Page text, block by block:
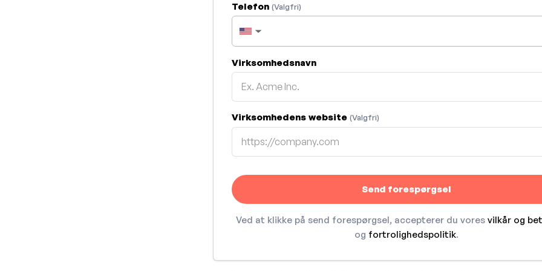
Telefon (Valgfri)
▼
Virksomhedsnavn
Virksomhedens website (Valgfri)
Send forespørgsel
Ved at klikke på send forespørgsel, accepterer du vores vilkår og
og fortrolighedspolitik.